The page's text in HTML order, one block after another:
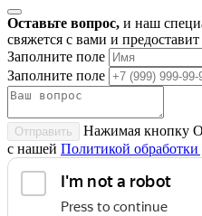
Оставьте вопрос, и наш
свяжется с вами и предоставит
Заполните поле
Заполните поле
Отправить
Нажимая кнопку
с нашей Политикой